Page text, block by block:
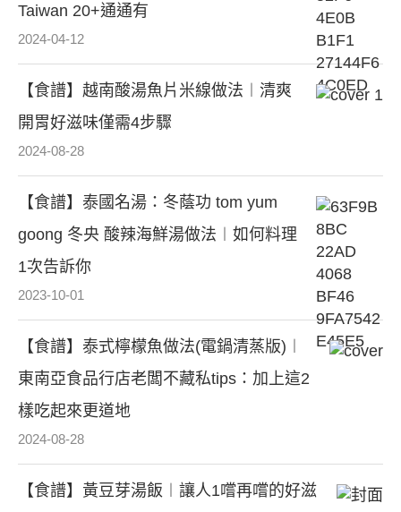
Taiwan 20+通通有
2024-04-12
【食譜】越南酸湯魚片米線做法︱清爽
開胃好滋味僅需4步驟
2024-08-28
【食譜】泰國名湯：冬蔭功 tom yum
goong 冬央 酸辣海鮮湯做法︱如何料理
1次告訴你
2023-10-01
【食譜】泰式檸檬魚做法(電鍋清蒸版)︱
東南亞食品行店老闆不藏私tips：加上這2
樣吃起來更道地
2024-08-28
【食譜】黃豆芽湯飯︱讓人1嚐再嚐的好滋